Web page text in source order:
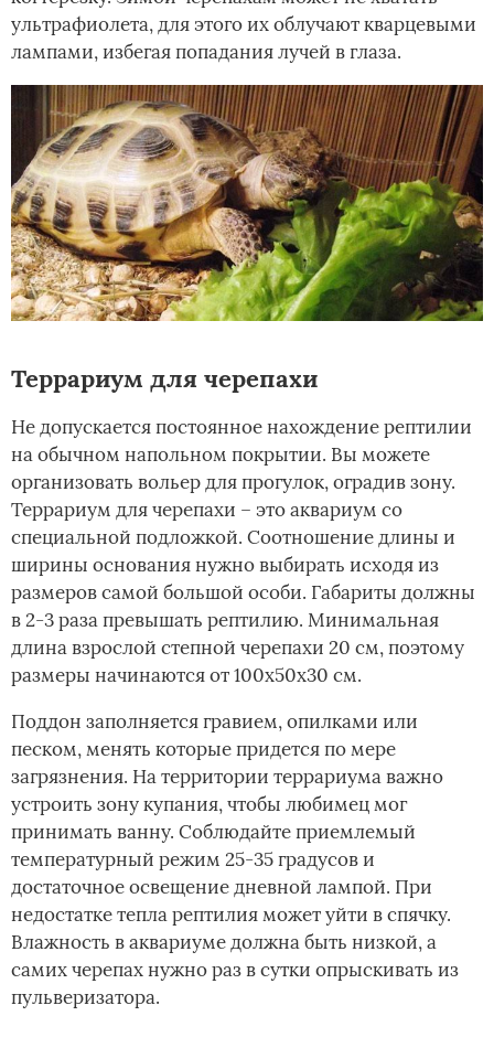
ультрафиолета, для этого их облучают кварцевыми
лампами, избегая попадания лучей в глаза.
Террариум для черепахи
Не допускается постоянное нахождение рептилии
на обычном напольном покрытии. Вы можете
организовать вольер для прогулок, оградив зону.
Террариум для черепахи – это аквариум со
специальной подложкой. Соотношение длины и
ширины основания нужно выбирать исходя из
размеров самой большой особи. Габариты должны
в 2-3 раза превышать рептилию. Минимальная
длина взрослой степной черепахи 20 см, поэтому
размеры начинаются от 100х50х30 см.
Поддон заполняется гравием, опилками или
песком, менять которые придется по мере
загрязнения. На территории террариума важно
устроить зону купания, чтобы любимец мог
принимать ванну. Соблюдайте приемлемый
температурный режим 25-35 градусов и
достаточное освещение дневной лампой. При
недостатке тепла рептилия может уйти в спячку.
Влажность в аквариуме должна быть низкой, а
самих черепах нужно раз в сутки опрыскивать из
пульверизатора.